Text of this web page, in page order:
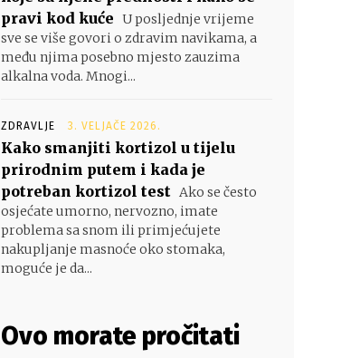
pravi kod kuće U posljednje vrijeme
sve se više govori o zdravim navikama, a
među njima posebno mjesto zauzima
alkalna voda. Mnogi...
ZDRAVLJE 3. VELJAČE 2026.
Kako smanjiti kortizol u tijelu
prirodnim putem i kada je
potreban kortizol test Ako se često
osjećate umorno, nervozno, imate
problema sa snom ili primjećujete
nakupljanje masnoće oko stomaka,
moguće je da...
Ovo morate pročitati